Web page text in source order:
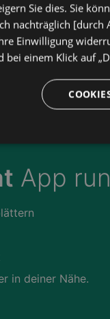
App
in deiner Nähe.
Sie dies. Sie
nachträglich
Einwilligung
einem Klick auf